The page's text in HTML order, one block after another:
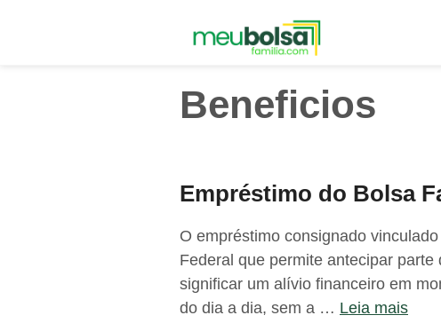
Beneficios
Empréstimo do Bolsa
O empréstimo consignado
Federal que permite antecipar
significar um alívio financeiro em
do dia a dia, sem a … Leia mais